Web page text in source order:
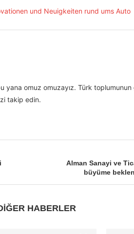
yana omuz omuzayız. Türk
takip edin.
Alman Sanayi ve
büyüme
HABERLER